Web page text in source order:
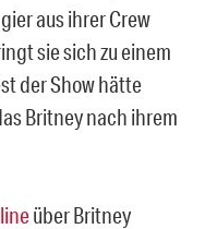
aus ihrer Crew
sie sich zu einem
der Show hätte
Britney nach ihrem
über Britney